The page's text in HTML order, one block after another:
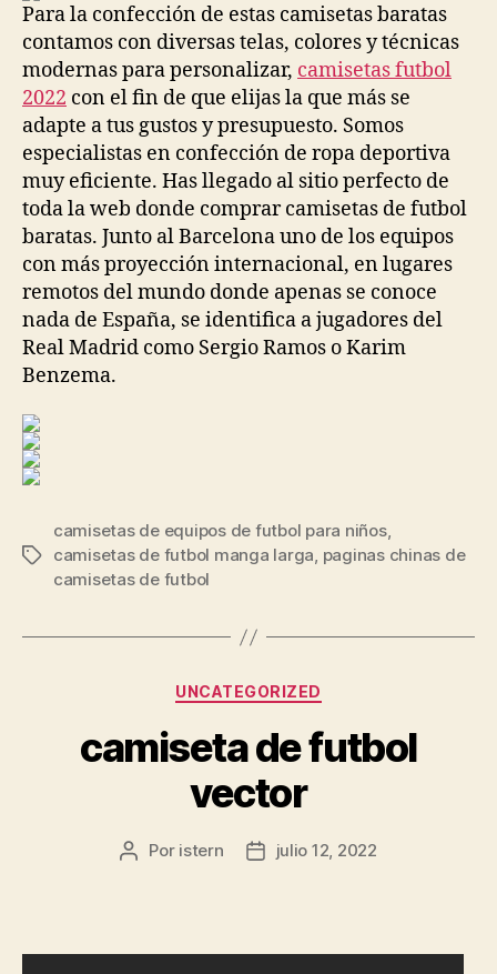
Para la confección de estas camisetas baratas
contamos con diversas telas, colores y técnicas
modernas para personalizar, camisetas futbol
2022 con el fin de que elijas la que más se
adapte a tus gustos y presupuesto. Somos
especialistas en confección de ropa deportiva
muy eficiente. Has llegado al sitio perfecto de
toda la web donde comprar camisetas de futbol
baratas. Junto al Barcelona uno de los equipos
con más proyección internacional, en lugares
remotos del mundo donde apenas se conoce
nada de España, se identifica a jugadores del
Real Madrid como Sergio Ramos o Karim
Benzema.
Etiquetas
camisetas de equipos de futbol para niños,
camisetas de futbol manga larga, paginas chinas de
camisetas de futbol
Categorías
UNCATEGORIZED
camiseta de futbol
vector
Autor
Por istern
Fechajulio 12, 2022